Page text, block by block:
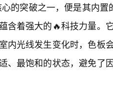
的突破之一，便是其内置
含着强大的🔥科技力量。
内光线发生变化时，色板
、最饱和的状态，避免了